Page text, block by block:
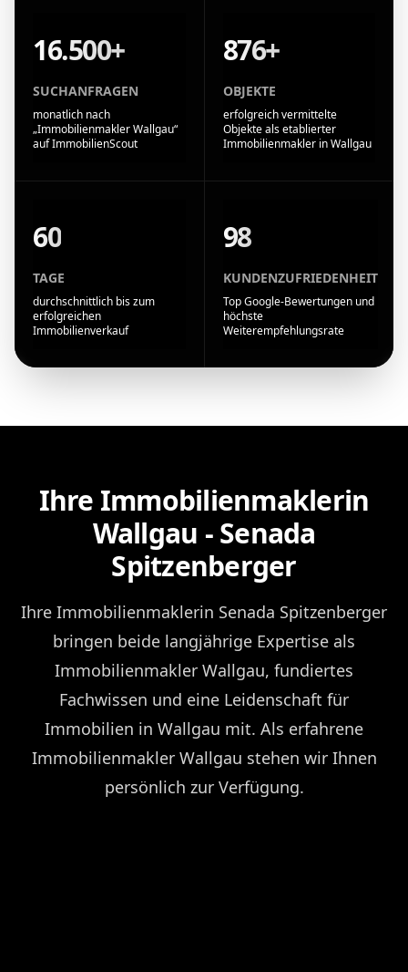
16.500+
SUCHANFRAGEN
monatlich nach
„Immobilienmakler Wallgau“
auf ImmobilienScout
876+
OBJEKTE
erfolgreich vermittelte
Objekte als etablierter
Immobilienmakler in Wallgau
60
TAGE
durchschnittlich bis zum
erfolgreichen
Immobilienverkauf
98
KUNDENZUFRIEDENHEIT
Top Google-Bewertungen und
höchste
Weiterempfehlungsrate
Ihre Immobilienmaklerin
Wallgau - Senada
Spitzenberger
Ihre Immobilienmaklerin Senada Spitzenberger
bringen beide langjährige Expertise als
Immobilienmakler Wallgau, fundiertes
Fachwissen und eine Leidenschaft für
Immobilien in Wallgau mit. Als erfahrene
Immobilienmakler Wallgau stehen wir Ihnen
persönlich zur Verfügung.